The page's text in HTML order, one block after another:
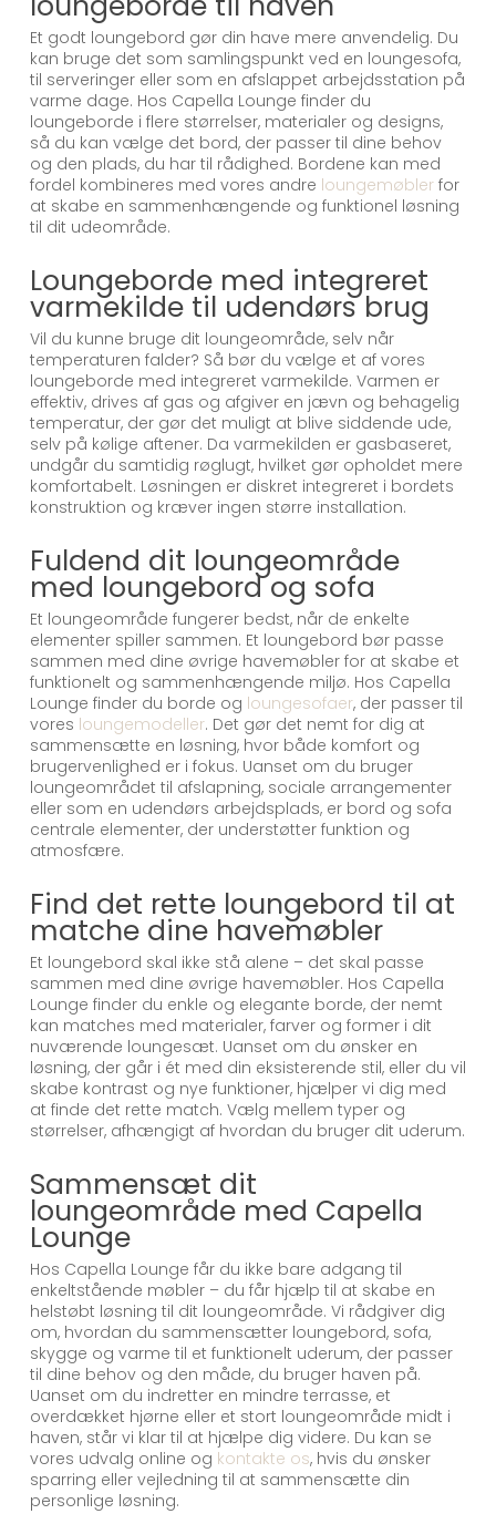
Et godt loungebord gør din have mere anvendelig. Du
kan bruge det som samlingspunkt ved en loungesofa,
til serveringer eller som en afslappet arbejdsstation på
varme dage. Hos Capella Lounge finder du
loungeborde i flere størrelser, materialer og designs,
så du kan vælge det bord, der passer til dine behov
og den plads, du har til rådighed. Bordene kan med
fordel kombineres med vores andre loungemøblerfor
at skabe en sammenhængende og funktionel løsning
til dit udeområde.
Loungeborde med integreret
varmekilde til udendørs brug
Vil du kunne bruge dit loungeområde, selv når
temperaturen falder? Så bør du vælge et af vores
loungeborde med integreret varmekilde. Varmen er
effektiv, drives af gas og afgiver en jævn og behagelig
temperatur, der gør det muligt at blive siddende ude,
selv på kølige aftener. Da varmekilden er gasbaseret,
undgår du samtidig røglugt, hvilket gør opholdet mere
komfortabelt. Løsningen er diskret integreret i bordets
konstruktion og kræver ingen større installation.
Fuldend dit loungeområde
med loungebord og sofa
Et loungeområde fungerer bedst, når de enkelte
elementer spiller sammen. Et loungebord bør passe
sammen med dine øvrige havemøbler for at skabe et
funktionelt og sammenhængende miljø. Hos Capella
Lounge finder du borde og loungesofaer, der passer til
vores loungemodeller. Det gør det nemt for dig at
sammensætte en løsning, hvor både komfort og
brugervenlighed er i fokus. Uanset om du bruger
loungeområdet til afslapning, sociale arrangementer
eller som en udendørs arbejdsplads, er bord og sofa
centrale elementer, der understøtter funktion og
atmosfære.
Find det rette loungebord til at
matche dine havemøbler
Et loungebord skal ikke stå alene – det skal passe
sammen med dine øvrige havemøbler. Hos Capella
Lounge finder du enkle og elegante borde, der nemt
kan matches med materialer, farver og former i dit
nuværende loungesæt. Uanset om du ønsker en
løsning, der går i ét med din eksisterende stil, eller du vil
skabe kontrast og nye funktioner, hjælper vi dig med
at finde det rette match. Vælg mellem typer og
størrelser, afhængigt af hvordan du bruger dit uderum.
Sammensæt dit
loungeområde med Capella
Lounge
Hos Capella Lounge får du ikke bare adgang til
enkeltstående møbler – du får hjælp til at skabe en
helstøbt løsning til dit loungeområde. Vi rådgiver dig
om, hvordan du sammensætter loungebord, sofa,
skygge og varme til et funktionelt uderum, der passer
til dine behov og den måde, du bruger haven på.
Uanset om du indretter en mindre terrasse, et
overdækket hjørne eller et stort loungeområde midt i
haven, står vi klar til at hjælpe dig videre. Du kan se
vores udvalg online og kontakte os, hvis du ønsker
sparring eller vejledning til at sammensætte din
personlige løsning.